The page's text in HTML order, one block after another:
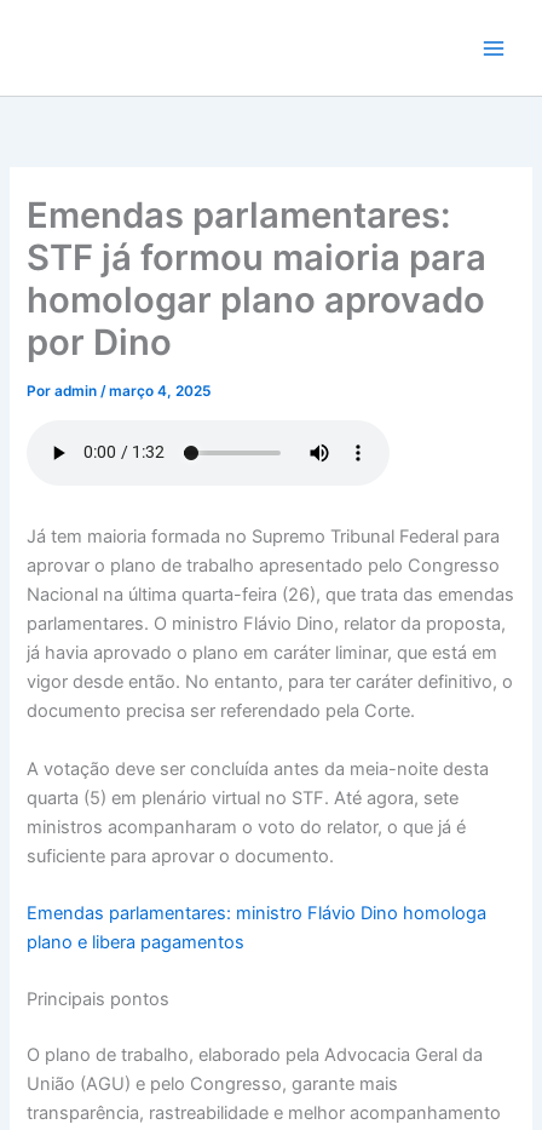
conteúdo
Emendas parlamentares:
STF já formou maioria para
homologar plano aprovado
por Dino
Poradmin/março 4, 2025
Já tem maioria formada no Supremo Tribunal Federal para
aprovar o plano de trabalho apresentado pelo Congresso
Nacional na última quarta-feira (26), que trata das emendas
parlamentares. O ministro Flávio Dino, relator da proposta,
já havia aprovado o plano em caráter liminar, que está em
vigor desde então. No entanto, para ter caráter definitivo, o
documento precisa ser referendado pela Corte.
A votação deve ser concluída antes da meia-noite desta
quarta (5) em plenário virtual no STF. Até agora, sete
ministros acompanharam o voto do relator, o que já é
suficiente para aprovar o documento.
Emendas parlamentares: ministro Flávio Dino homologa
plano e libera pagamentos
Principais pontos
O plano de trabalho, elaborado pela Advocacia Geral da
União (AGU) e pelo Congresso, garante mais
transparência, rastreabilidade e melhor acompanhamento